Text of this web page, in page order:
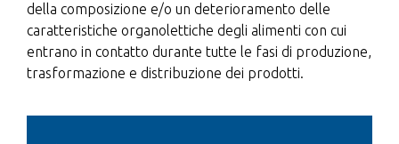
della composizione e/o un deterioramento delle
caratteristiche organolettiche degli alimenti con cui
entrano in contatto durante tutte le fasi di produzione,
trasformazione e distribuzione dei prodotti.